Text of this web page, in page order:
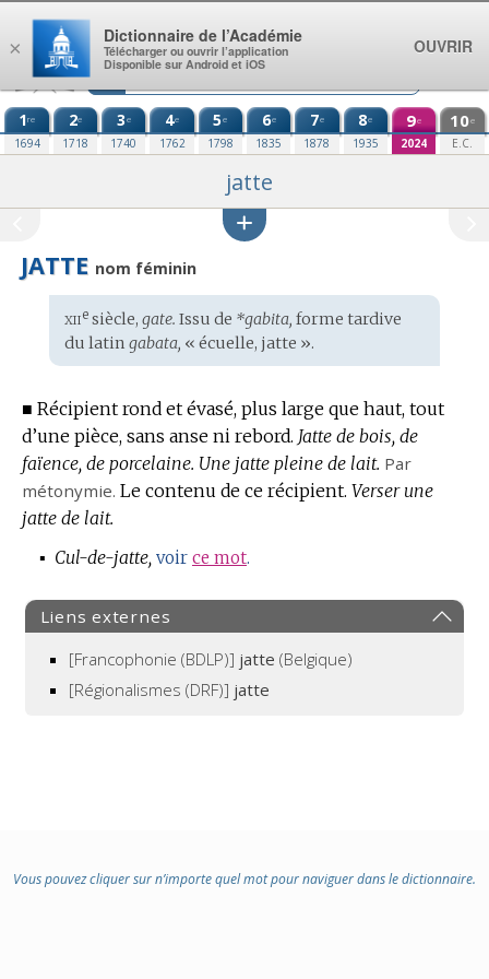
Aller au contenu
1re
1694
2e
1718
3e
1740
4e
1762
5e
1798
6e
1835
7e
1878
8e
1935
9e
2024
10e
E.C.
jatte
JATTE nom féminin
Étymologie
:
xiiesiècle, gate. Issu de *gabita, forme tardive
du latin gabata, « écuelle, jatte ».
■ Récipient rond et évasé, plus large que haut, tout
d’une pièce, sans anse ni rebord. Jatte de bois, de
faïence, de porcelaine. Une jatte pleine de lait. Par
métonymie. Le contenu de ce récipient. Verser une
jatte de lait.
▪ Cul-de-jatte, voir ce mot.
Liens externes
[Francophonie (BDLP)] jatte (Belgique)
[Régionalismes (DRF)] jatte
Vous pouvez cliquer sur n’importe quel mot pour naviguer dans le dictionnaire.
×
Dictionnaire de l’Académie
Télécharger ou ouvrir l’application
Disponible sur Android et iOS
OUVRIR